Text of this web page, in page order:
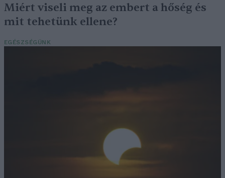
Miért viseli meg az embert a hőség és
mit tehetünk ellene?
EGÉSZSÉGÜNK